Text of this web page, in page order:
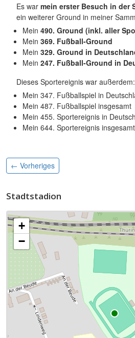
Es war mein erster Besuch in der
ein weiterer Ground in meiner
Mein 490. Ground (inkl. aller
Mein 369. Fußball-Ground
Mein 329. Ground in
Mein 247. Fußball-Ground in
Dieses Sportereignis war außerdem:
Mein 347. Fußballspiel in
Mein 487. Fußballspiel insgesamt
Mein 455. Sportereignis in
Mein 644. Sportereignis insgesamt
← Vorheriges
Stadtstadion
+
−